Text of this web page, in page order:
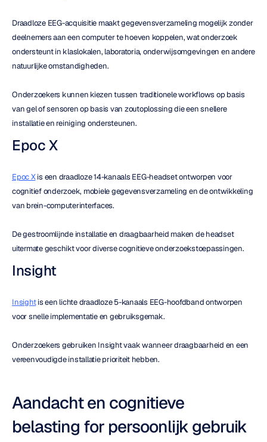
Draadloze EEG-acquisitie maakt gegevensverzameling mogelijk zonder
deelnemers aan een computer te hoeven koppelen, wat onderzoek
ondersteunt in klaslokalen, laboratoria, onderwijsomgevingen en andere
natuurlijke omstandigheden.
Onderzoekers kunnen kiezen tussen traditionele workflows op basis
van gel of sensoren op basis van zoutoplossing die een snellere
installatie en reiniging ondersteunen.
Epoc X
Epoc X is een draadloze 14-kanaals EEG-headset ontworpen voor
cognitief onderzoek, mobiele gegevensverzameling en de ontwikkeling
van brein-computerinterfaces.
De gestroomlijnde installatie en draagbaarheid maken de headset
uitermate geschikt voor diverse cognitieve onderzoekstoepassingen.
Insight
Insight is een lichte draadloze 5-kanaals EEG-hoofdband ontworpen
voor snelle implementatie en gebruiksgemak.
Onderzoekers gebruiken Insight vaak wanneer draagbaarheid en een
vereenvoudigde installatie prioriteit hebben.
Aandacht en cognitieve
belasting for persoonlijk gebruik